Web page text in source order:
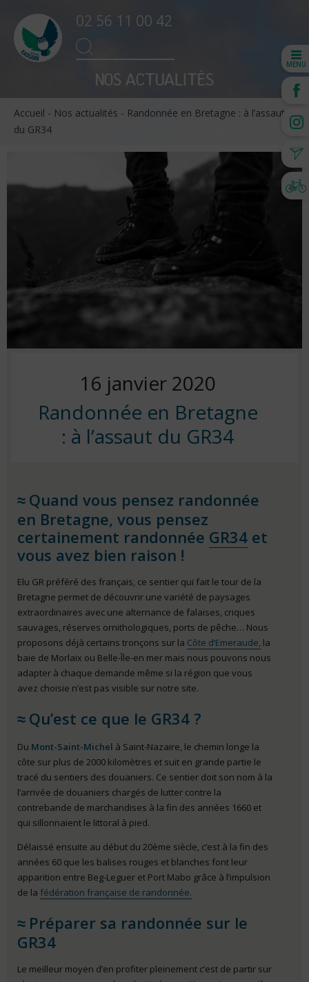
Search
for:
SEARCH
02 56 11 00 42
NOS ACTUALITÉS
MENU
Accueil - Nos actualités - Randonnée en Bretagne : à l’assaut
du GR34
Posted
on
16 janvier 2020
Randonnée en Bretagne
: à l’assaut du GR34
Quand vous pensez randonnée
en Bretagne, vous pensez
certainement randonnée GR34 et
vous avez bien raison !
Elu GR préféré des français, ce sentier qui fait le tour de la
Bretagne permet de découvrir une variété de paysages
extraordinaires avec une alternance de falaises, criques
sauvages, réserves ornithologiques, ports de pêche… Nous
proposons déjà certains tronçons sur la Côte d’Emeraude, la
baie de Morlaix ou Belle-Île-en mer mais nous pouvons nous
adapter à chaque demande même si la région que vous
avez choisie n’est pas visible sur notre site.
Qu’est ce que le GR34 ?
Du Mont-Saint-Michel à Saint-Nazaire, le chemin longe la
côte sur plus de 2000 kilomètres et suit en grande partie le
tracé du sentiers des douaniers. Ce sentier doit son nom à la
l’arrivée de douaniers chargés de lutter contre la
contrebande de marchandises à la fin des années 1660 et
qui sillonnaient le littoral à pied.
Délaissé ensuite au début du 20ème siècle, c’est à la fin des
années 60 que les balises rouges et blanches font leur
apparition entre Beg-Leguer et Port Mabo grâce à l’impulsion
de la fédération française de randonnée.
Préparer sa randonnée sur le
GR34
Le meilleur moyen d’en profiter pleinement c’est de partir sur